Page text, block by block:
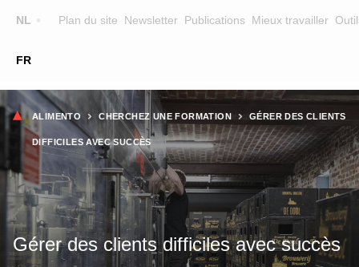
NL
FR
Plan du site Newsletter Publications Mieux travailler
Main
navigation
FORMATION
FORMATEURS
SUR ALIMENTO
EQUIPE
CONTACT
CHERCHER UNE FORMATION
Fil
d'Ariane
ALIMENTO CHERCHEZ UNE FORMATION GÉRER DES CLIENTS
DIFFICILES AVEC SUCCÈS
Gérer des clients difficiles avec succès